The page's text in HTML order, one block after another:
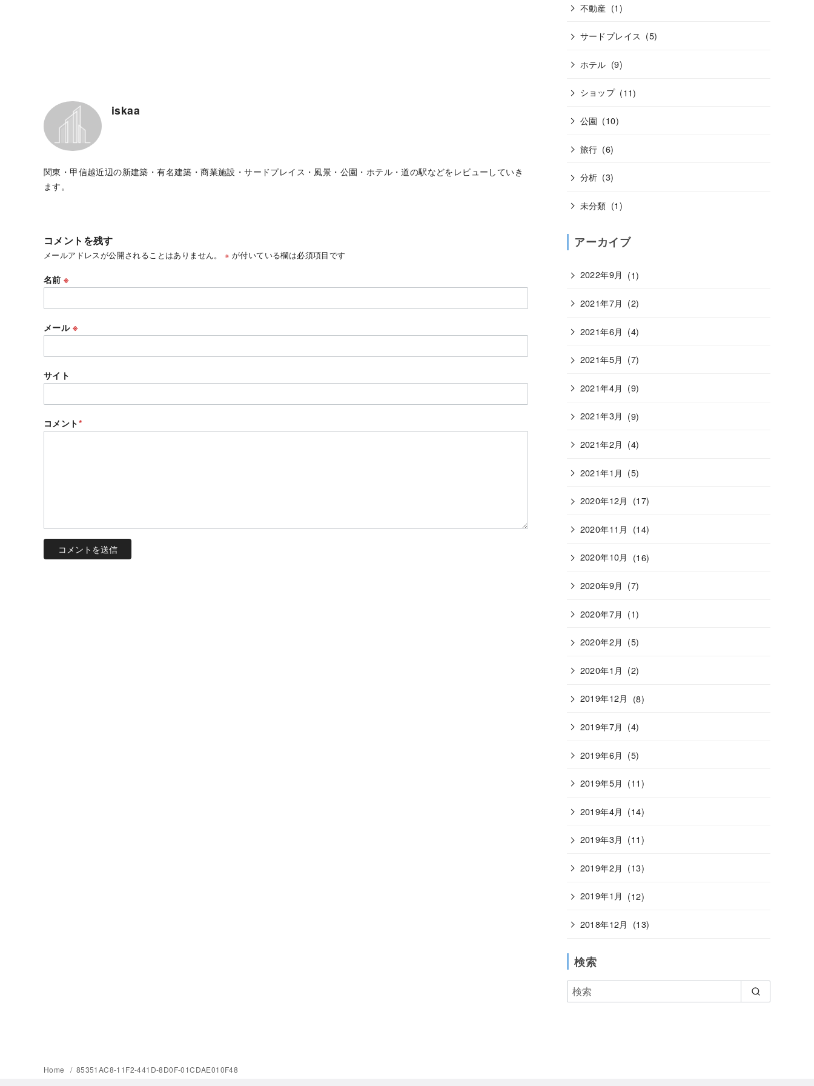
iskaa
関東・甲信越近辺の新建築・有名建築・商業施設・サードプレイス・風景・公園・ホテル・道の駅などをレビューしていき
ます。
コメントを残す
メールアドレスが公開されることはありません。 ※ が付いている欄は必須項目です
名前※
メール ※
サイト
コメント*
不動産 (1)
サードプレイス (5)
ホテル (9)
ショップ (11)
公園 (10)
旅行 (6)
分析 (3)
未分類 (1)
アーカイブ
2022年9月 (1)
2021年7月 (2)
2021年6月 (4)
2021年5月 (7)
2021年4月 (9)
2021年3月 (9)
2021年2月 (4)
2021年1月 (5)
2020年12月 (17)
2020年11月 (14)
2020年10月 (16)
2020年9月 (7)
2020年7月 (1)
2020年2月 (5)
2020年1月 (2)
2019年12月 (8)
2019年7月 (4)
2019年6月 (5)
2019年5月 (11)
2019年4月 (14)
2019年3月 (11)
2019年2月 (13)
2019年1月 (12)
2018年12月 (13)
検索
Home 85351AC8-11F2-441D-8D0F-01CDAE010F48